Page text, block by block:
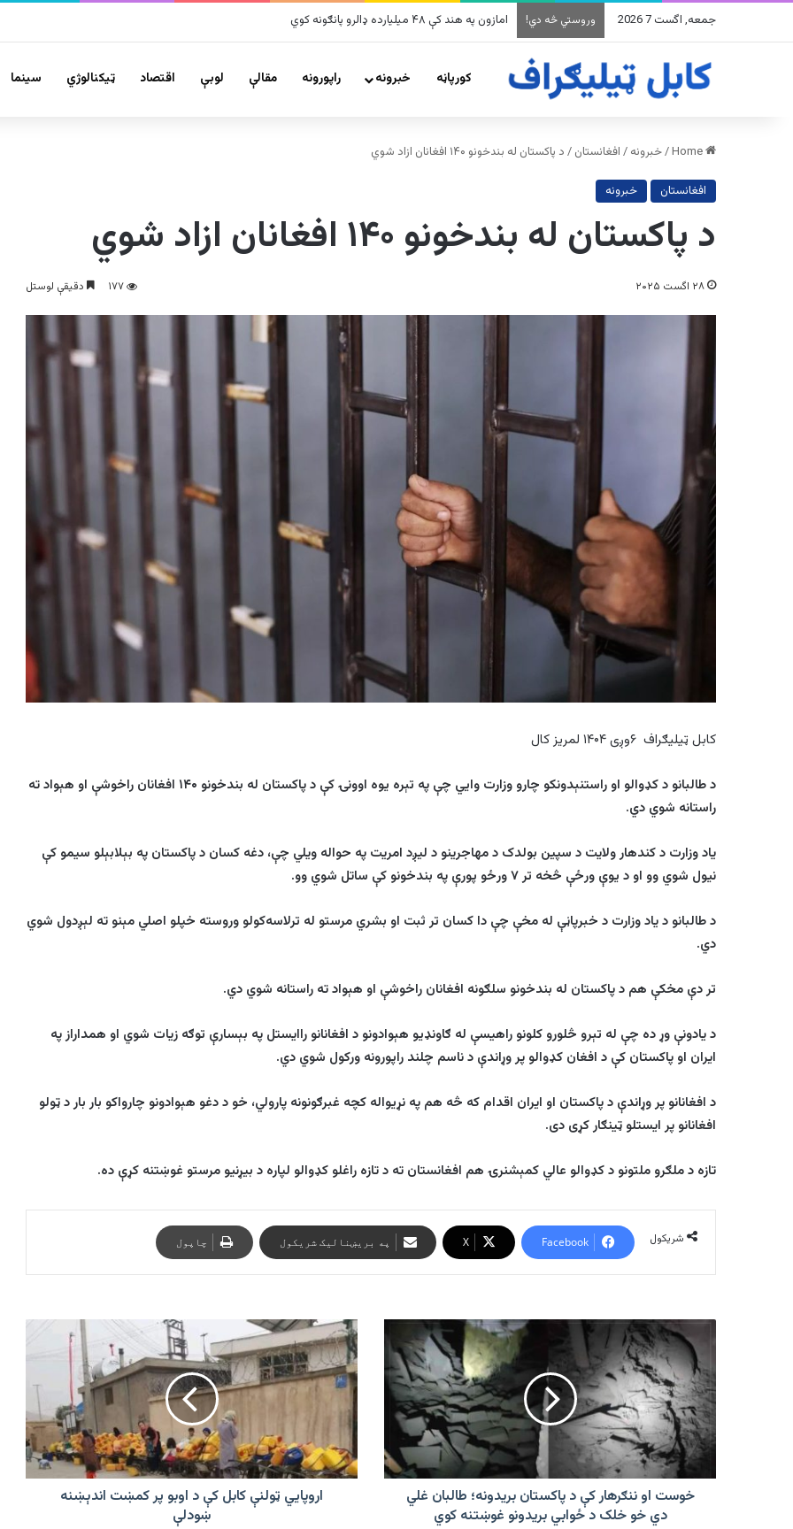
جمعه, اگست 7 2026 وروستي څه دي! امازون په هند کې ۴۸ میلیارده ډالرو پانګونه کوي
کورپاڼه خبرونه راپورونه مقالې لوبې اقتصاد ټیکنالوژي سينما
/خبرونه / افغانستان / د پاکستان له بندخونو ۱۴۰ افغانان ازاد شوي
افغانستان خبرونه
د پاکستان له بندخونو ۱۴۰ افغانان ازاد شوي
۲۸ اگست ۲۰۲۵ ۱۷۷ دقیقې لوستل
کابل ټیلیګراف ۶وږی ۱۴۰۴ لمریز کال
دطالبانو د کډوالو او راستنېدونکو چارو وزارت وايي چې په تېره یوه اوونۍ کې د پاکستان له بندخونو ۱۴۰ افغانان راخوشې او هېواد ته
راستانه شوي دي.
یاد وزارت د کندهار ولایت د سپین بولدک د مهاجرینو د لیږد امریت په حواله ویلي چې، دغه کسان د پاکستان په بېلابېلو سیمو کې
نیول شوي وو او د یوې ورځې څخه تر۷ورځو پورې په بندخونو کې ساتل شوي وو.
دطالبانو د یادوزارت د خبرپاڼې له مخې چې دا کسان تر ثبت او بشري مرستو له ترلاسه‌کولو وروسته خپلو اصلي مېنو ته لېږدول شوي
دي.
تر دې مخکې هم د پاکستان له بندخونو سلګونه افغانان راخوشې او هېواد ته راستانه شوي دي.
دیادونې وړ ده چې له تېرو څلورو کلونو راهیسې له ګاونډیو هېوادونو د افغانانو راایستل په بېسارې توګه زیات شوي او همداراز په
ایران او پاکستان کې د افغان کډوالو پر وړاندې د ناسم چلند راپورونه ورکول شوي دي.
د افغانانو پر وړاندې د پاکستان او ایران اقدام که څه هم په نړیواله کچه غبرګونونه پارولي، خو د دغو هېوادونو چارواکو بار بار د ټولو
افغانانو پر ایستلو ټینګار کړی دی.
تازه د ملګرو ملتونو د کډوالو عالي کمېشنرۍ هم افغانستان ته د تازه راغلو کډوالو لپاره د بیړنیو مرستو غوښتنه کړې ده.
شریکول Facebook
X په بریښنالیک شریکول چاپول
خوست
ننګرهار
کې
د
پاکستان
بریدونه؛
طالبان
غلي
خوست او ننګرهار کې د پاکستان بریدونه؛ طالبان غلي
دي خو خلک د ځوابي بریدونو غوښتنه کوي
اروپایي
ټولنې
کابل
کې
اوبو
کمښت
اندېښنه
اروپایي ټولنې کابل کې د اوبو پر کمښت اندېښنه
ښودلې